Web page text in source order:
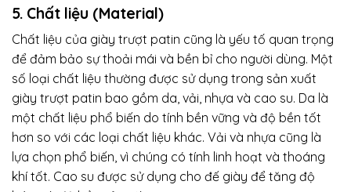
5. Chất liệu (Material)
Chất liệu của giày trượt patin cũng là yếu tố quan trọng
để đảm bảo sự thoải mái và bền bỉ cho người dùng. Một
số loại chất liệu thường được sử dụng trong sản xuất
giày trượt patin bao gồm da, vải, nhựa và cao su. Da là
một chất liệu phổ biến do tính bền vững và độ bền tốt
hơn so với các loại chất liệu khác. Vải và nhựa cũng là
lựa chọn phổ biến, vì chúng có tính linh hoạt và thoáng
khí tốt. Cao su được sử dụng cho đế giày để tăng độ